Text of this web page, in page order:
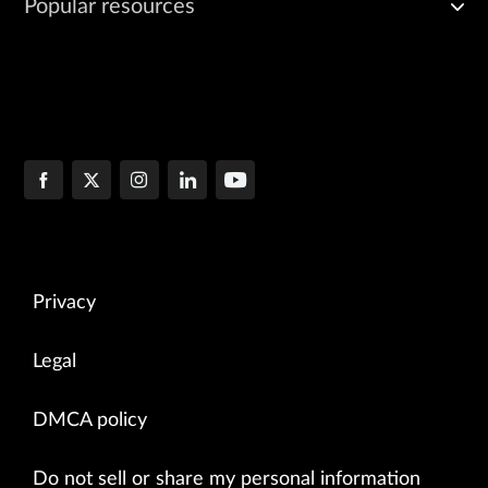
Popular resources
Privacy
Legal
DMCA policy
Do not sell or share my personal information